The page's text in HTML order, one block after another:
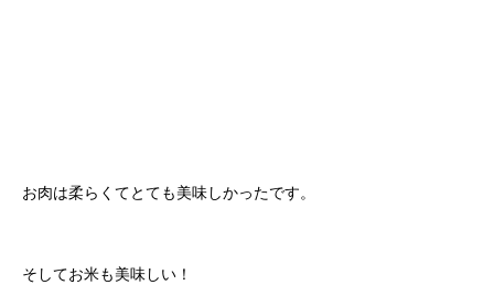
お肉は柔らくてとても美味しかったです。
そしてお米も美味しい！